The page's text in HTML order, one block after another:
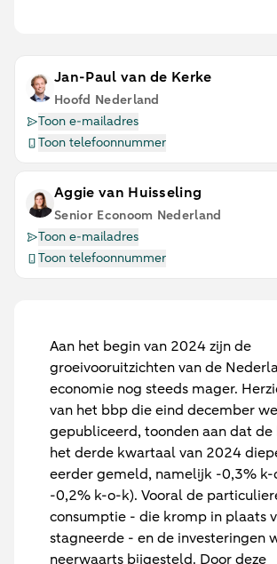
Jan-Paul van de Kerke
Hoofd Nederland
Toon e-mailadres
Toon telefoonnummer
Aggie van Huisseling
Senior Econoom Nederland
Toon e-mailadres
Toon telefoonnummer
Aan het begin van 2024 zijn de
groeivooruitzichten van de
economie nog steeds mager.
van het bbp die eind december
gepubliceerd, toonden aan dat
het derde kwartaal van 2024
eerder gemeld, namelijk -0,3% k-
-0,2% k-o-k). Vooral de
consumptie - die kromp in plaats
stagneerde - en de investeringen
neerwaarts bijgesteld. Door deze